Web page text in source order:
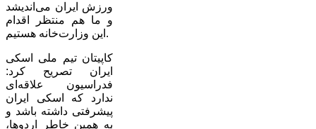
ورزش ایران می‌اندیشد
و ما هم منتظر اقدام
این وزارت‌خانه هستیم.
کاپیتان تیم ملی اسکی
ایران تصریح کرد:
فدراسیون علاقه‌ای
ندارد که اسکی ایران
پیشرفتی داشته باشد و
به همین خاطر اردوها،